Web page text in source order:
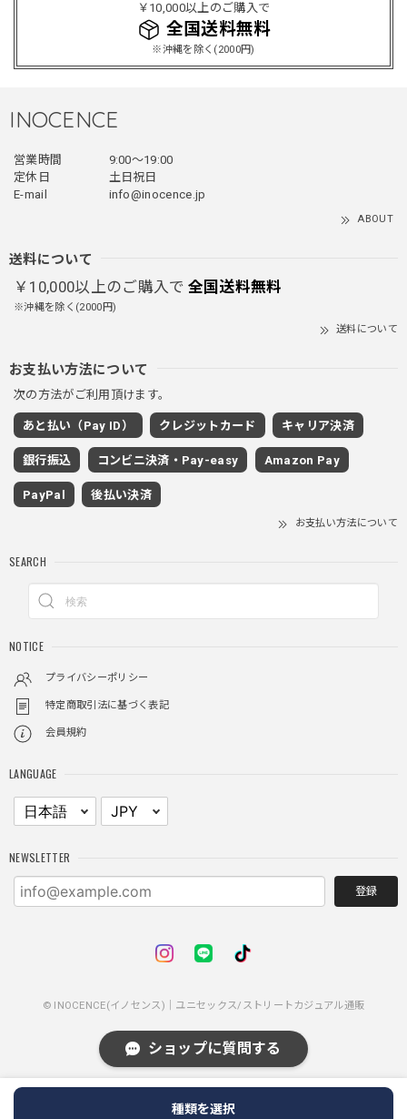
￥10,000以上のご購入で
全国送料無料
※沖縄を除く(2000円)
レッドめちゃくちゃカッコイイし可愛いです！こういうのっ
てあまり他のお店で売ってないようなデザインだと思うので
買って良かったです！！ただ写真の通り袖の方が明らかに長
いです！当方160cm女性、Lサイズで袖はかなり余る感じで
ブラック/L
2025/12/24
とっても暖かいです！首元はフードもあるので全部閉めると
クにチャックが気になりますが可愛いのでOKです！！笑
PUレザーショルダーバッグ / PU Leather Shoulder Bag
2025/11/28
グレー/M
2025/11/28
着心地もいいしカジュアル味が出ていい
しっかりと重さがあるので安っぽくなく値段に見合ったクオ
身体のラインに沿って着れるため、印象がスラッとして見え
る。特に腕周りがいい感じ。
NCLLW ホイッスルネックレス / NCLLW Whistle Necklace
2025/11/28
2025/11/28
ラスチック味がある感じ。布は柔らかい合皮っぽい感じ。
INOCENCE
営業時間
9:00〜19:00
定休日
土日祝日
E-mail
info@inocence.jp
ABOUT
送料について
￥10,000以上のご購入で 全国送料無料
※沖縄を除く(2000円)
送料について
お支払い方法について
次の方法がご利用頂けます。
あと払い（Pay ID） クレジットカード キャリア決済
銀行振込 コンビニ決済・Pay-easy Amazon Pay
PayPal 後払い決済
お支払い方法について
SEARCH
NOTICE
プライバシーポリシー
特定商取引法に基づく表記
会員規約
LANGUAGE
NEWSLETTER
登録
© INOCENCE(イノセンス)｜ユニセックス/ストリートカジュアル通販
種類を選択
ショップに質問する